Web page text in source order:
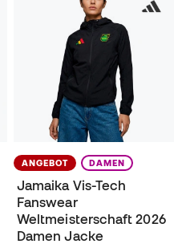
ANGEBOT DAMEN
Jamaika Vis-Tech
Fanswear
Weltmeisterschaft 2026
Damen Jacke